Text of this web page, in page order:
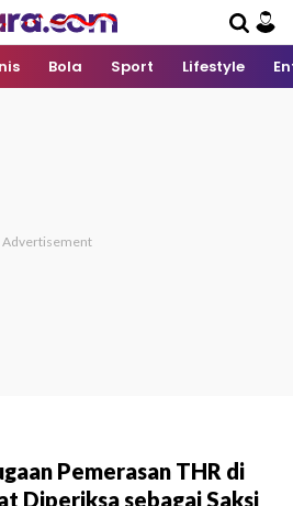
Bola Sport Lifestyle
Pemerasan THR di
Diperiksa sebagai Saksi